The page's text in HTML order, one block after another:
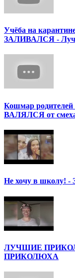
Учёба на
ЗАЛИВАЛСЯ -
Кошмар родителей
ВАЛЯЛСЯ от
Не хочу в школу! -
ЛУЧШИЕ ПРИКОЛЫ
ПРИКОЛЮХА